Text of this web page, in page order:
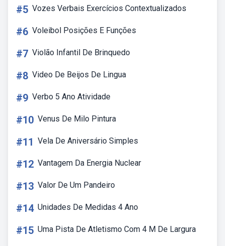
#5 Vozes Verbais Exercícios Contextualizados
#6 Voleibol Posições E Funções
#7 Violão Infantil De Brinquedo
#8 Video De Beijos De Lingua
#9 Verbo 5 Ano Atividade
#10 Venus De Milo Pintura
#11 Vela De Aniversário Simples
#12 Vantagem Da Energia Nuclear
#13 Valor De Um Pandeiro
#14 Unidades De Medidas 4 Ano
#15 Uma Pista De Atletismo Com 4 M De Largura